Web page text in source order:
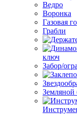
Ведро
Воронка
Газовая
Грабли
ключ
Забор/
Земляной